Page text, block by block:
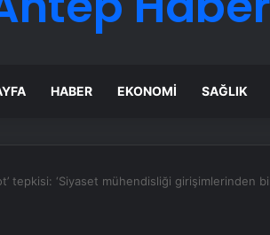
HABER EKONOMI SAĞLIK
tepkisi: ‘Siyaset mühendisliği girişimlerinden